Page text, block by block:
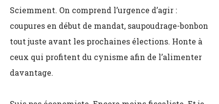
Sciemment. On comprend l’urgence d’agir :
coupures en début de mandat, saupoudrage-bonbon
tout juste avant les prochaines élections. Honte à
ceux qui profitent du cynisme afin de l’alimenter
davantage.